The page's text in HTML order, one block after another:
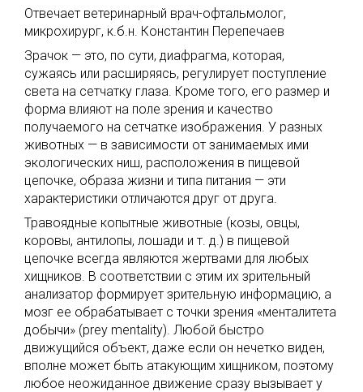
Отвечает ветеринарный врач-офтальмолог,
микрохирург, к.б.н. Константин Перепечаев
Зрачок — это, по сути, диафрагма, которая,
сужаясь или расширяясь, регулирует поступление
света на сетчатку глаза. Кроме того, его размер и
форма влияют на поле зрения и качество
получаемого на сетчатке изображения. У разных
животных — в зависимости от занимаемых ими
экологических ниш, расположения в пищевой
цепочке, образа жизни и типа питания — эти
характеристики отличаются друг от друга.
Травоядные копытные животные (козы, овцы,
коровы, антилопы, лошади и т. д.) в пищевой
цепочке всегда являются жертвами для любых
хищников. В соответствии с этим их зрительный
анализатор формирует зрительную информацию, а
мозг ее обрабатывает с точки зрения «менталитета
добычи» (prey mentality). Любой быстро
движущийся объект, даже если он нечетко виден,
вполне может быть атакующим хищником, поэтому
любое неожиданное движение сразу вызывает у